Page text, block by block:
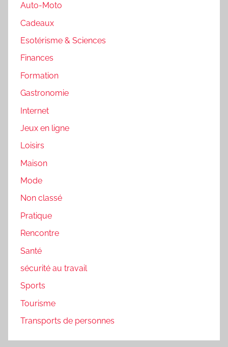
Auto-Moto
Cadeaux
Esotérisme & Sciences
Finances
Formation
Gastronomie
Internet
Jeux en ligne
Loisirs
Maison
Mode
Non classé
Pratique
Rencontre
Santé
sécurité au travail
Sports
Tourisme
Transports de personnes